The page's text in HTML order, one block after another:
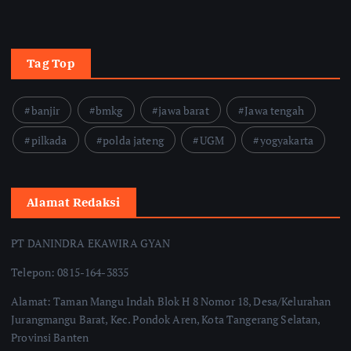
Tag Top
banjir bmkg jawa barat
Jawa tengah
pilkada
polda jateng UGM yogyakarta
Alamat Redaksi
PT DANINDRA EKAWIRA GYAN
Telepon: 0815-164-3835
Alamat: Taman Mangu Indah Blok H 8 Nomor 18, Desa/Kelurahan
Jurangmangu Barat, Kec. Pondok Aren, Kota Tangerang Selatan,
Provinsi Banten